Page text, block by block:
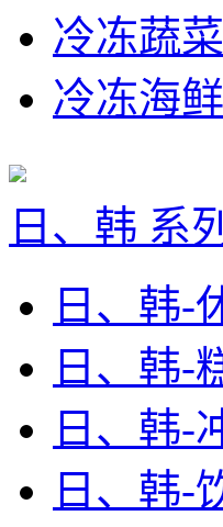
冷冻蔬
冷冻海鲜
日、韩 系列
日、韩-
日、韩-
日、韩-
日、韩-